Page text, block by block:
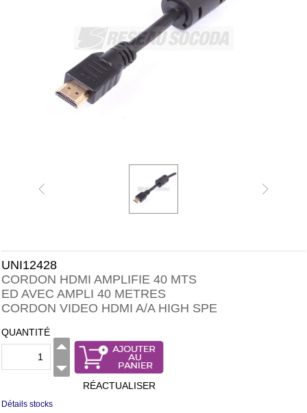
UNI12428
CORDON HDMI AMPLIFIE 40 MTS
ED AVEC AMPLI 40 METRES
CORDON VIDEO HDMI A/A HIGH SPE
QUANTITÉ
RÉACTUALISER
Détails stocks